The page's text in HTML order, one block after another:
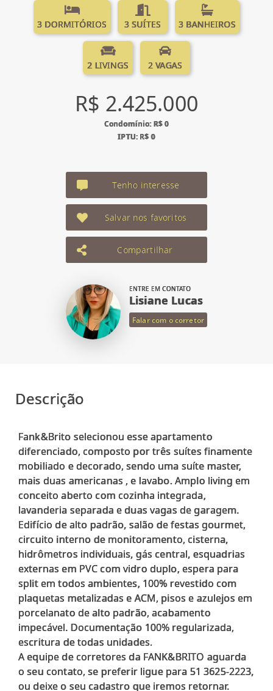
3 DORMITÓRIOS 3 SUÍTES 3 BANHEIROS
2 LIVINGS 2 VAGAS
R$ 2.425.000
Condomínio: R$ 0
IPTU: R$ 0
Tenho interesse
Salvar nos favoritos
Compartilhar
ENTRE EM CONTATO
Lisiane Lucas
Falar com o corretor
Descrição
Fank&Brito selecionou esse apartamento
diferenciado, composto por três suítes finamente
mobiliado e decorado, sendo uma suíte master,
mais duas americanas , e lavabo. Amplo living em
conceito aberto com cozinha integrada,
lavanderia separada e duas vagas de garagem.
Edifício de alto padrão, salão de festas gourmet,
circuito interno de monitoramento, cisterna,
hidrômetros individuais, gás central, esquadrias
externas em PVC com vidro duplo, espera para
split em todos ambientes, 100% revestido com
plaquetas metalizadas e ACM, pisos e azulejos em
porcelanato de alto padrão, acabamento
impecável. Documentação 100% regularizada,
escritura de todas unidades.
A equipe de corretores da FANK&BRITO aguarda
o seu contato, se preferir ligue para 51 3625-2223,